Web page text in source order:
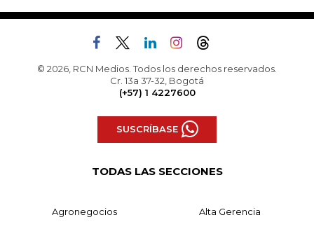
© 2026, RCN Medios. Todos los derechos reservados.
Cr. 13a 37-32, Bogotá
(+57) 1 4227600
SUSCRÍBASE
TODAS LAS SECCIONES
Agronegocios Alta Gerencia